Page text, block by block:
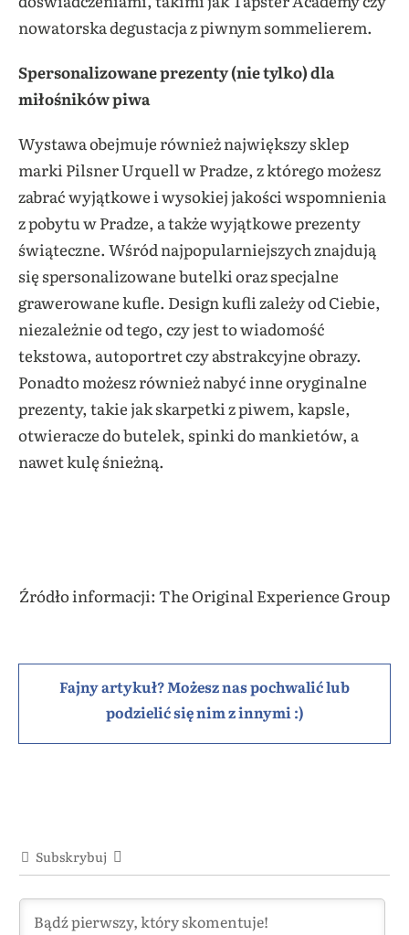
nowatorska degustacja z piwnym sommelierem.
Spersonalizowane prezenty (nie tylko) dla
miłośników piwa
Wystawa obejmuje również największy sklep
marki Pilsner Urquell w Pradze, z którego możesz
zabrać wyjątkowe i wysokiej jakości wspomnienia
z pobytu w Pradze, a także wyjątkowe prezenty
świąteczne. Wśród najpopularniejszych znajdują
się spersonalizowane butelki oraz specjalne
grawerowane kufle. Design kufli zależy od Ciebie,
niezależnie od tego, czy jest to wiadomość
tekstowa, autoportret czy abstrakcyjne obrazy.
Ponadto możesz również nabyć inne oryginalne
prezenty, takie jak skarpetki z piwem, kapsle,
otwieracze do butelek, spinki do mankietów, a
nawet kulę śnieżną.
Źródło informacji: The Original Experience Group
Fajny artykuł? Możesz nas pochwalić lub
podzielić się nim z innymi :)
Subskrybuj